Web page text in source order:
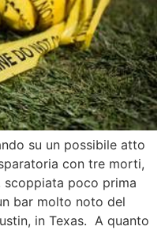
su un possibile atto
con tre morti,
poco prima
bar molto noto del
in Texas. A quanto